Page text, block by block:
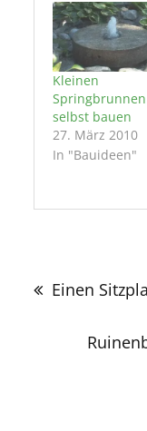
Kleinen
Springbrunnen
selbst bauen
27. März 2010
In "Bauideen"
Einen